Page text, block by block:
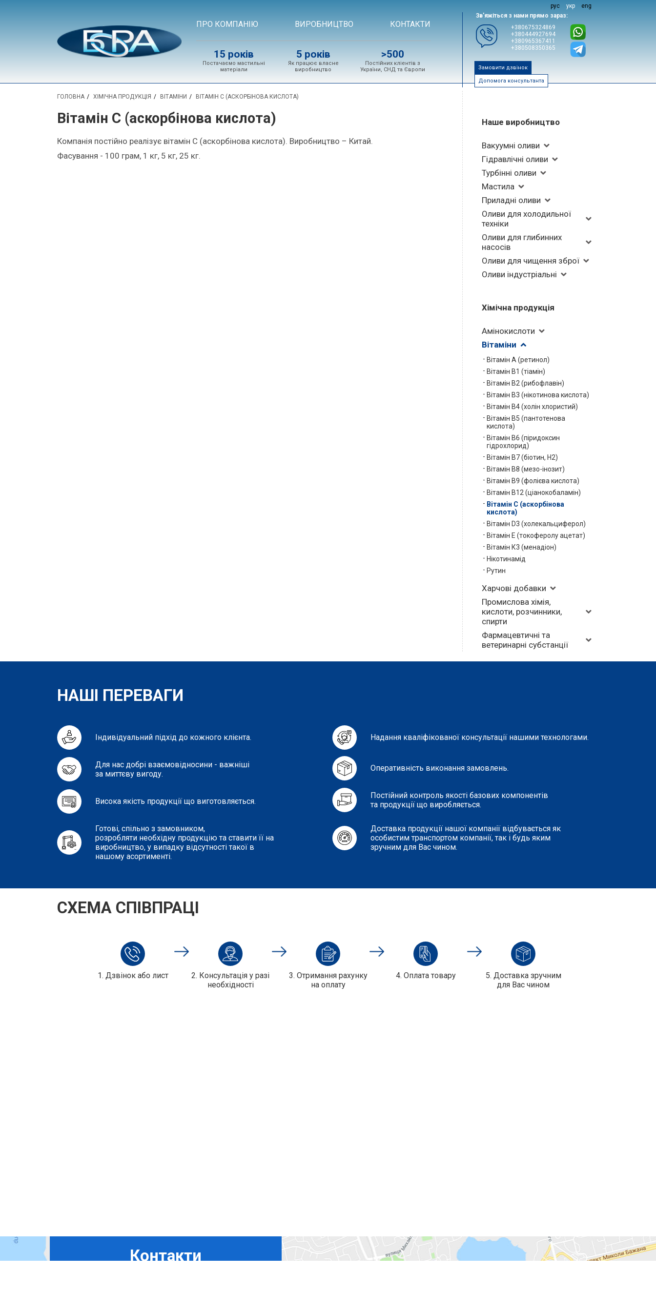
ПРО КОМПАНІЮ ВИРОБНИЦТВО КОНТАКТИ
15 років
Постачаємо мастильні
матеріали
5 років
Як працює власне
виробництво
>500
Постійних кліентів з
України, СНД та Європи
рус укр
eng
Зв'яжіться з нами прямо зараз:
+380675324869
+380444927694
+380965367411
+380508350365
Замовити дзвінок
Допомога консультанта
ГОЛОВНА ХІМІЧНА ПРОДУКЦІЯ ВІТАМІНИ ВІТАМІН С (АСКОРБІНОВА КИСЛОТА)
Вітамін С (аскорбінова кислота)
Компанія постійно реалізує вітамін С (аскорбінова кислота). Виробництво – Китай.
Фасування - 100 грам, 1 кг, 5 кг, 25 кг.
Наше виробництво
Вакуумні оливи
Гідравлічні оливи
Турбінні оливи
Мастила
Приладні оливи
Оливи для холодильної
техніки
Оливи для глибинних
насосів
Оливи для чищення зброї
Оливи індустріальні
Хімічна продукція
Амінокислоти
Вітаміни
Вітамін А (ретинол)
Вітамін В1 (тіамін)
Вітамін В2 (рибофлавін)
Вітамін В3 (нікотинова кислота)
Вітамін В4 (холін хлористий)
Вітамін В5 (пантотенова
кислота)
Вітамін В6 (піридоксин
гідрохлорид)
Вітамін В7 (біотин, Н2)
Вітамін В8 (мезо-інозит)
Вітамін В9 (фолієва кислота)
Вітамін В12 (ціанокобаламін)
Вітамін С (аскорбінова
кислота)
Вітамін D3 (холекальциферол)
Вітамін Е (токоферолу ацетат)
Вітамін К3 (менадіон)
Нікотинамід
Рутин
Харчові добавки
Промислова хімія,
кислоти, розчинники,
спирти
Фармацевтичні та
ветеринарні субстанції
НАШІ ПЕРЕВАГИ
Індивідуальний підхід до кожного клієнта.
Для нас добрі взаємовідносини - важніші
за миттєву вигоду.
Висока якість продукції що виготовляється.
Готові, спільно з замовником,
розробляти необхідну продукцію та ставити її на
виробництво, у випадку відсутності такої в
нашому асортименті.
Надання кваліфікованої консультації нашими технологами.
Оперативність виконання замовлень.
Постійний контроль якості базових компонентів
та продукції що виробляється.
Доставка продукції нашої компанії відбувається як
особистим транспортом компанії, так і будь яким
зручним для Вас чином.
СХЕМА СПІВПРАЦІ
1. Дзвінок або лист
2. Консультація у разі
необхідності
3. Отримання рахунку
на оплату
4. Оплата товару
5. Доставка зручним
для Вас чином
Контакти